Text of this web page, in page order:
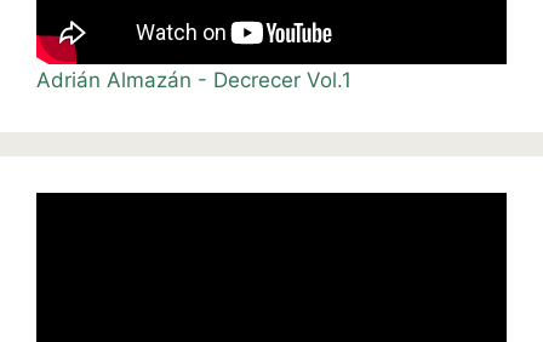
Adrián Almazán - Decrecer Vol.1